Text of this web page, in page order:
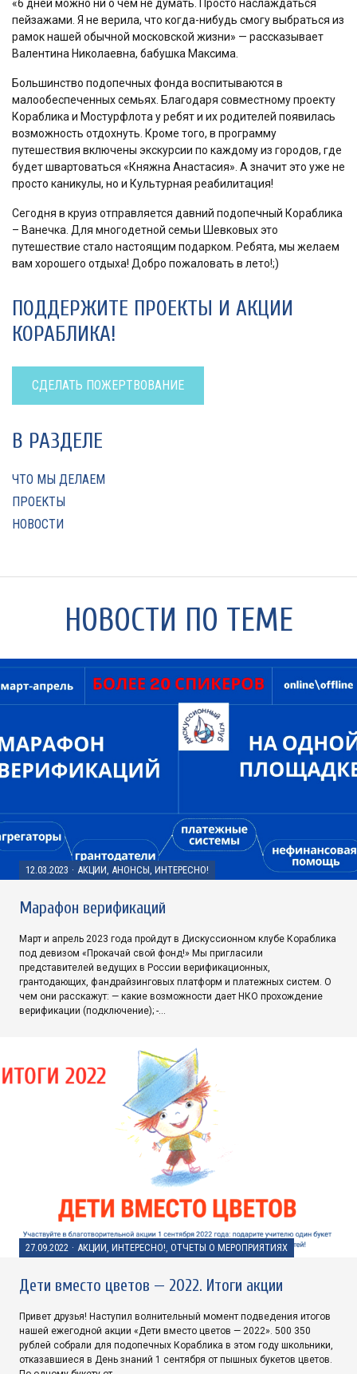
«6 дней можно ни о чем не думать. Просто наслаждаться
пейзажами. Я не верила, что когда-нибудь смогу выбраться из
рамок нашей обычной московской жизни» — рассказывает
Валентина Николаевна, бабушка Максима.
Большинство подопечных фонда воспитываются в
малообеспеченных семьях. Благодаря совместному проекту
Кораблика и Мостурфлота у ребят и их родителей появилась
возможность отдохнуть. Кроме того, в программу
путешествия включены экскурсии по каждому из городов, где
будет швартоваться «Княжна Анастасия». А значит это уже не
просто каникулы, но и Культурная реабилитация!
Сегодня в круиз отправляется давний подопечный Кораблика
– Ванечка. Для многодетной семьи Шевковых это
путешествие стало настоящим подарком. Ребята, мы желаем
вам хорошего отдыха! Добро пожаловать в лето!;)
ПОДДЕРЖИТЕ ПРОЕКТЫ И АКЦИИ
КОРАБЛИКА!
СДЕЛАТЬ ПОЖЕРТВОВАНИЕ
В РАЗДЕЛЕ
ЧТО МЫ ДЕЛАЕМ
ПРОЕКТЫ
НОВОСТИ
НОВОСТИ ПО ТЕМЕ
12.03.2023 · АКЦИИ, АНОНСЫ, ИНТЕРЕСНО!
Марафон верификаций
Март и апрель 2023 года пройдут в Дискуссионном клубе Кораблика
под девизом «Прокачай свой фонд!» Мы пригласили
представителей ведущих в России верификационных,
грантодающих, фандрайзинговых платформ и платежных систем. О
чем они расскажут: — какие возможности дает НКО прохождение
верификации (подключение); -…
27.09.2022 · АКЦИИ, ИНТЕРЕСНО!, ОТЧЕТЫ О МЕРОПРИЯТИЯХ
Дети вместо цветов — 2022. Итоги акции
Привет друзья! Наступил волнительный момент подведения итогов
нашей ежегодной акции «Дети вместо цветов — 2022». 500 350
рублей собрали для подопечных Кораблика в этом году школьники,
отказавшиеся в День знаний 1 сентября от пышных букетов цветов.